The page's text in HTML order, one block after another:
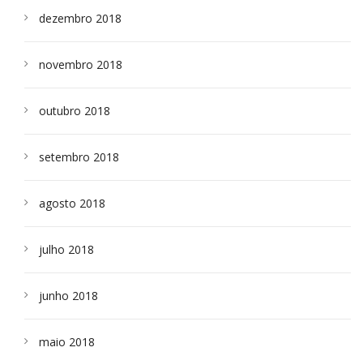
dezembro 2018
novembro 2018
outubro 2018
setembro 2018
agosto 2018
julho 2018
junho 2018
maio 2018